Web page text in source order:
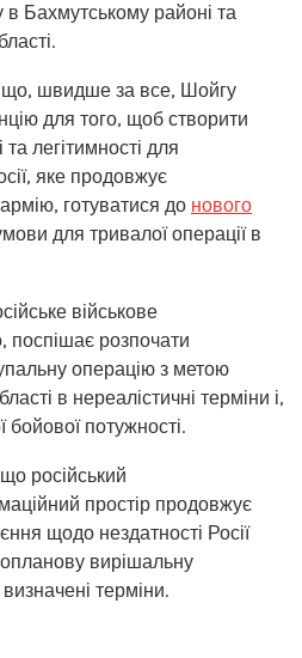
в Бахмутському районі та
що, швидше за все, Шойгу
для того, щоб створити
легітимності для
яке продовжує
готуватися до нового
для тривалої операції в
військове
розпочати
операцію з метою
в нереалістичні терміни і,
бойової потужності.
російський
простір продовжує
щодо нездатності Росії
вирішальну
терміни.